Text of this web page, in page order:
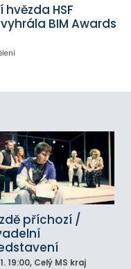
HSF
BIM Awards
příchozí /
19:00, Celý MS kraj